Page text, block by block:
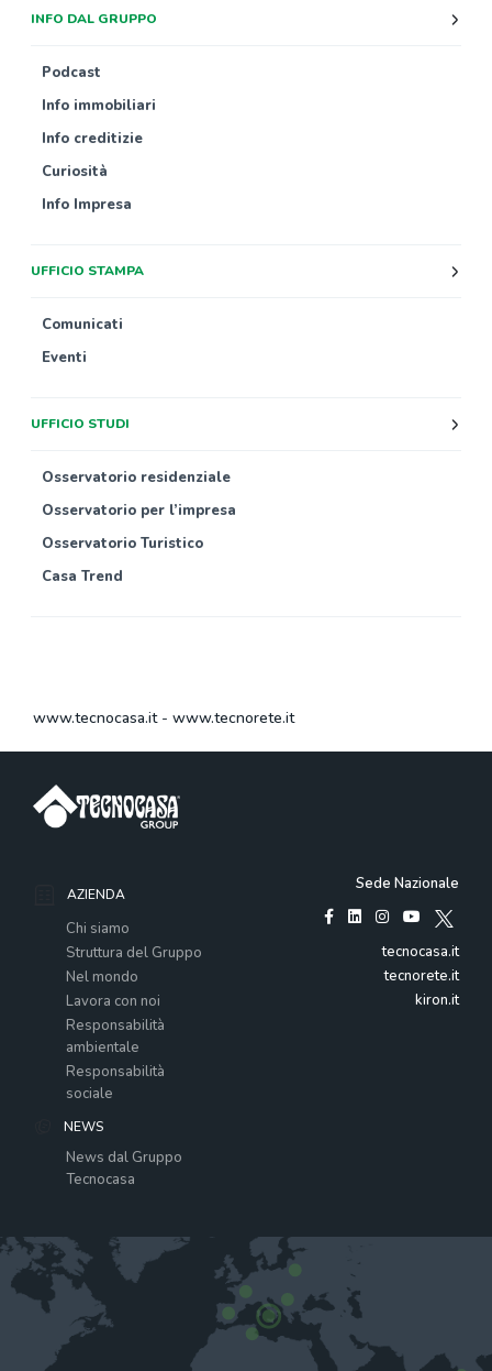
INFO DAL GRUPPO
Podcast
Info immobiliari
Info creditizie
Curiosità
Info Impresa
UFFICIO STAMPA
Comunicati
Eventi
UFFICIO STUDI
Osservatorio residenziale
Osservatorio per l’impresa
Osservatorio Turistico
Casa Trend
www.tecnocasa.it- www.tecnorete.it
AZIENDA
Chi siamo
Struttura del Gruppo
Nel mondo
Lavora con noi
Responsabilità
ambientale
Responsabilità
sociale
NEWS
News dal Gruppo
Tecnocasa
Sede Nazionale
tecnocasa.it
tecnorete.it
kiron.it